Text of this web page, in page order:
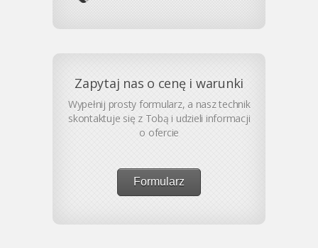
Zapytaj nas o cenę i warunki
Wypełnij prosty formularz, a nasz technik
skontaktuje się z Tobą i udzieli informacji
o ofercie
Formularz